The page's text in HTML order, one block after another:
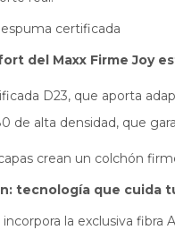
certificada
del Maxx Firme Joy
D23, que aporta
de alta densidad, que
crean un colchón
tecnología que cuida
incorpora la exclusiva